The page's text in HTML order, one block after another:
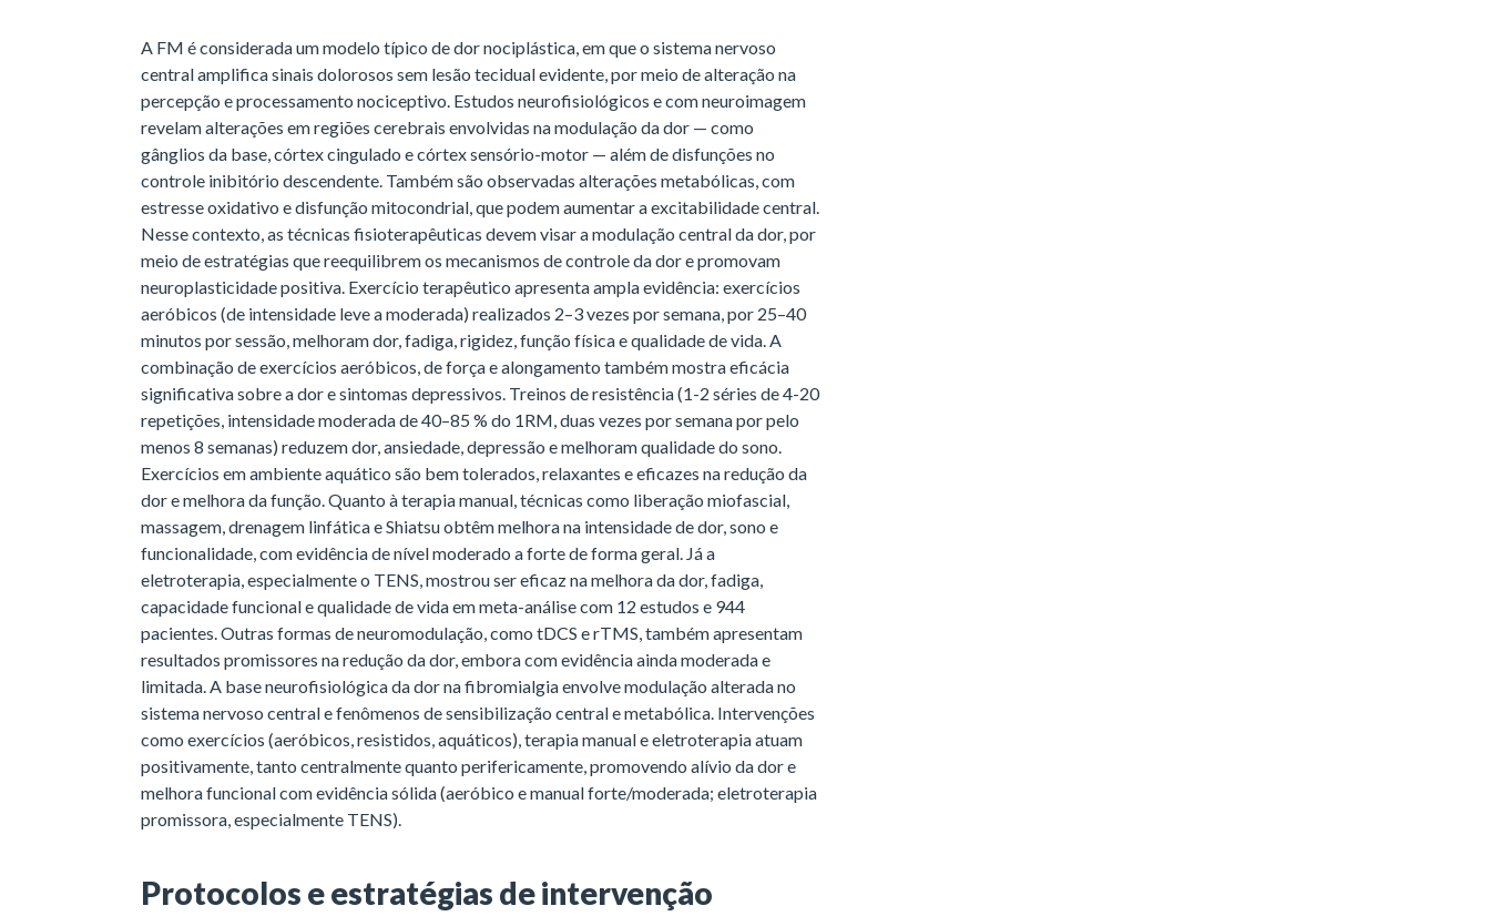
A FM é considerada um modelo típico de dor nociplástica, em que o sistema nervoso
central amplifica sinais dolorosos sem lesão tecidual evidente, por meio de alteração na
percepção e processamento nociceptivo. Estudos neurofisiológicos e com neuroimagem
revelam alterações em regiões cerebrais envolvidas na modulação da dor — como
gânglios da base, córtex cingulado e córtex sensório-motor — além de disfunções no
controle inibitório descendente. Também são observadas alterações metabólicas, com
estresse oxidativo e disfunção mitocondrial, que podem aumentar a excitabilidade central.
Nesse contexto, as técnicas fisioterapêuticas devem visar a modulação central da dor, por
meio de estratégias que reequilibrem os mecanismos de controle da dor e promovam
neuroplasticidade positiva. Exercício terapêutico apresenta ampla evidência: exercícios
aeróbicos (de intensidade leve a moderada) realizados 2–3 vezes por semana, por 25–40
minutos por sessão, melhoram dor, fadiga, rigidez, função física e qualidade de vida. A
combinação de exercícios aeróbicos, de força e alongamento também mostra eficácia
significativa sobre a dor e sintomas depressivos. Treinos de resistência (1-2 séries de 4-20
repetições, intensidade moderada de 40–85 % do 1RM, duas vezes por semana por pelo
menos 8 semanas) reduzem dor, ansiedade, depressão e melhoram qualidade do sono.
Exercícios em ambiente aquático são bem tolerados, relaxantes e eficazes na redução da
dor e melhora da função. Quanto à terapia manual, técnicas como liberação miofascial,
massagem, drenagem linfática e Shiatsu obtêm melhora na intensidade de dor, sono e
funcionalidade, com evidência de nível moderado a forte de forma geral. Já a
eletroterapia, especialmente o TENS, mostrou ser eficaz na melhora da dor, fadiga,
capacidade funcional e qualidade de vida em meta-análise com 12 estudos e 944
pacientes. Outras formas de neuromodulação, como tDCS e rTMS, também apresentam
resultados promissores na redução da dor, embora com evidência ainda moderada e
limitada. A base neurofisiológica da dor na fibromialgia envolve modulação alterada no
sistema nervoso central e fenômenos de sensibilização central e metabólica. Intervenções
como exercícios (aeróbicos, resistidos, aquáticos), terapia manual e eletroterapia atuam
positivamente, tanto centralmente quanto perifericamente, promovendo alívio da dor e
melhora funcional com evidência sólida (aeróbico e manual forte/moderada; eletroterapia
promissora, especialmente TENS).
Protocolos e estratégias de intervenção